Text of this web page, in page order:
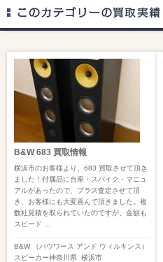
B&W 683 買取情報
横浜市のお客様より、683 買取させて頂き
ました！付属品に台座・スパイク・マニュ
アルがあったので、プラス査定させて頂
き、お客様にも大変喜んで頂きました。複
数社見積を取られていたのですが、金額も
スピード ...
B&W （バウワース アンド ウィルキンス）
スピーカー神奈川県 横浜市